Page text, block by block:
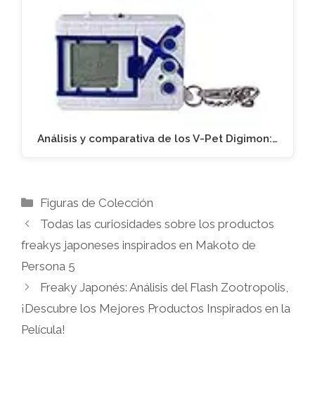
Análisis y comparativa de los V-Pet Digimon:…
Categorías
Figuras de Colección
Todas las curiosidades sobre los productos
freakys japoneses inspirados en Makoto de
Persona 5
Freaky Japonés: Análisis del Flash Zootropolis,
¡Descubre los Mejores Productos Inspirados en la
Película!